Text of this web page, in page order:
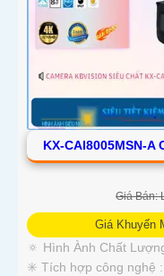
KX-CAI8005MSN-A
Giá Bán:
Giá Khuyến
🔅 Hình Ành Chất
✳️ Tích hợp công nghệ :